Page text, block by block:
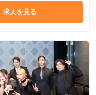
求人を見る